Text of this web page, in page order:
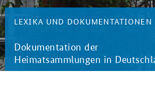
LEXIKA UND DOKUMENTATIONEN
Dokumentation der
Heimatsammlungen in